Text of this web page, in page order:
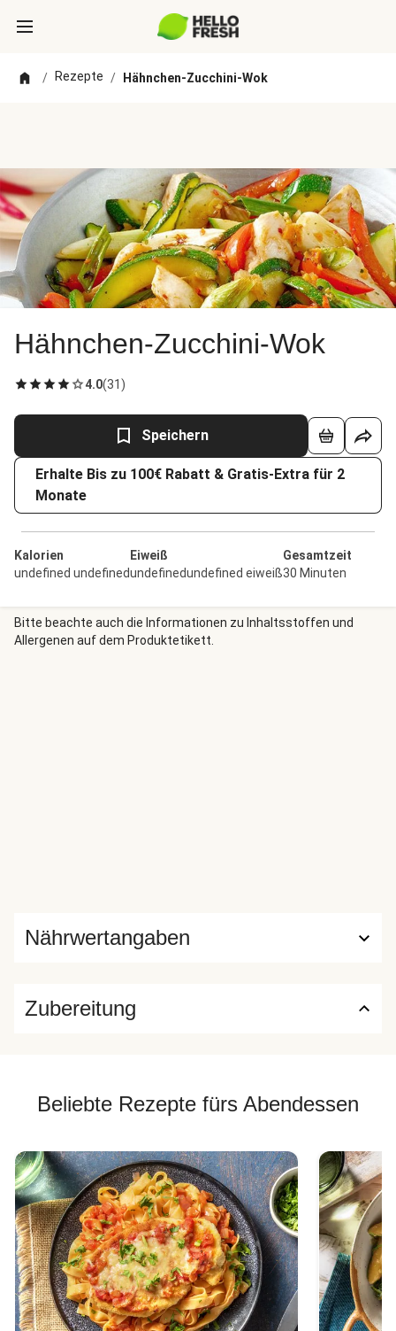
/ Rezepte / Hähnchen-Zucchini-Wok
Hähnchen-Zucchini-Wok
4.0(31 )
Speichern
Erhalte Bis zu 100€ Rabatt & Gratis-Extra für 2
Monate
Kalorien
undefined undefined
Eiweiß
undefinedundefined eiweiß
Gesamtzeit
30 Minuten
Bitte beachte auch die Informationen zu Inhaltsstoffen und
Allergenen auf dem Produktetikett.
Nährwertangaben
Zubereitung
Beliebte Rezepte fürs Abendessen